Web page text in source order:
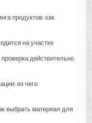
продуктов: как
на участке
действительно
из чего
выбрать материал для